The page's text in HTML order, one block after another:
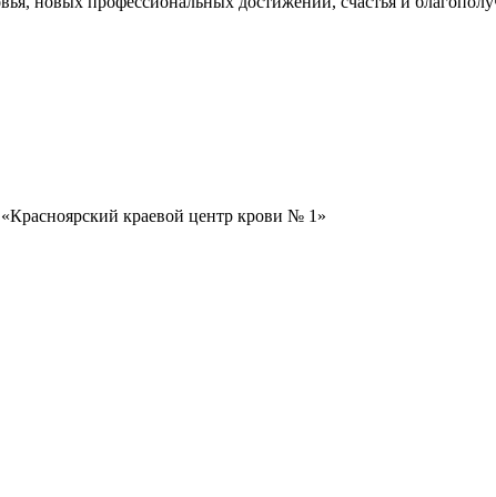
«Красноярский краевой центр крови № 1»